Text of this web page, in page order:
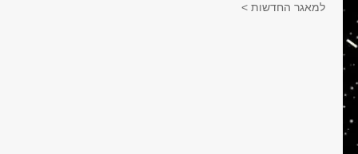
למאגר החדשות >